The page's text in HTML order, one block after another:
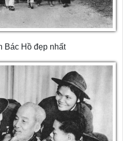
Bác Hồ đẹp nhất